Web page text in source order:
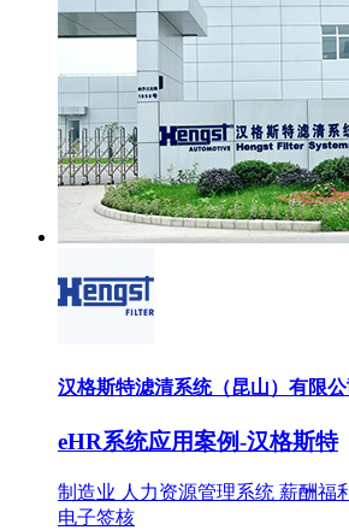
汉格斯特滤清系统（昆山）有限公
eHR系统应用案例-汉格斯特
制造业 人力资源管理系统 薪酬福
电子签核